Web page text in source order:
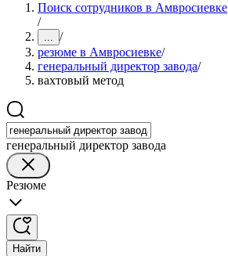
Поиск сотрудников в Амвросиевке
/
... /
резюме в Амвросиевке/
генеральный директор завода/
вахтовый метод
генеральный директор завода
Резюме
Найти